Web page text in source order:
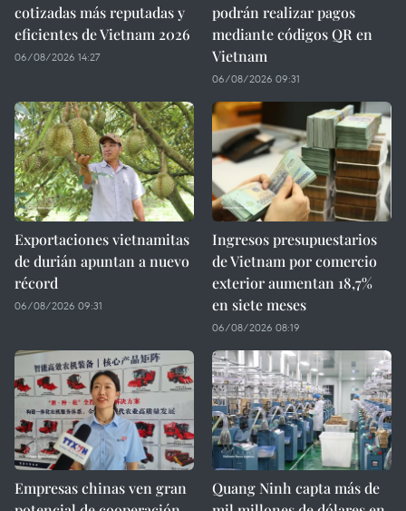
cotizadas más reputadas y
eficientes de Vietnam 2026
06/08/2026 14:27
podrán realizar pagos
mediante códigos QR en
Vietnam
06/08/2026 09:31
Exportaciones vietnamitas
de durián apuntan a nuevo
récord
06/08/2026 09:31
Ingresos presupuestarios
de Vietnam por comercio
exterior aumentan 18,7%
en siete meses
06/08/2026 08:19
Empresas chinas ven gran
Quang Ninh capta más de